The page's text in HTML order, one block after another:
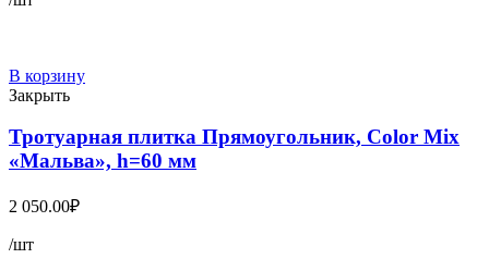
В корзину
Закрыть
Тротуарная плитка Прямоугольник, Color Mix
«Мальва», h=60 мм
2 050.00₽
/шт